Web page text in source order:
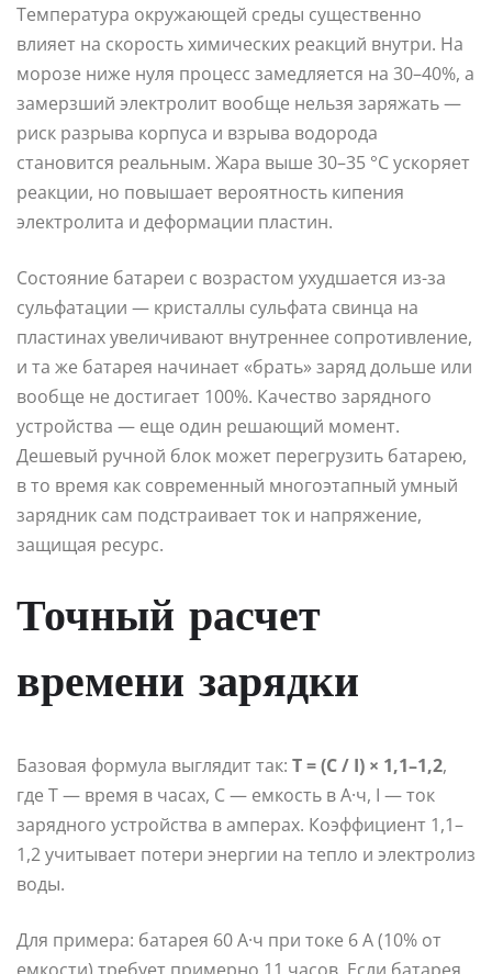
Температура окружающей среды существенно
влияет на скорость химических реакций внутри. На
морозе ниже нуля процесс замедляется на 30–40%, а
замерзший электролит вообще нельзя заряжать —
риск разрыва корпуса и взрыва водорода
становится реальным. Жара выше 30–35 °C ускоряет
реакции, но повышает вероятность кипения
электролита и деформации пластин.
Состояние батареи с возрастом ухудшается из-за
сульфатации — кристаллы сульфата свинца на
пластинах увеличивают внутреннее сопротивление,
и та же батарея начинает «брать» заряд дольше или
вообще не достигает 100%. Качество зарядного
устройства — еще один решающий момент.
Дешевый ручной блок может перегрузить батарею,
в то время как современный многоэтапный умный
зарядник сам подстраивает ток и напряжение,
защищая ресурс.
Точный расчет
времени зарядки
Базовая формула выглядит так: Т = (С / I) × 1,1–1,2,
где Т — время в часах, С — емкость в А·ч, I — ток
зарядного устройства в амперах. Коэффициент 1,1–
1,2 учитывает потери энергии на тепло и электролиз
воды.
Для примера: батарея 60 А·ч при токе 6 А (10% от